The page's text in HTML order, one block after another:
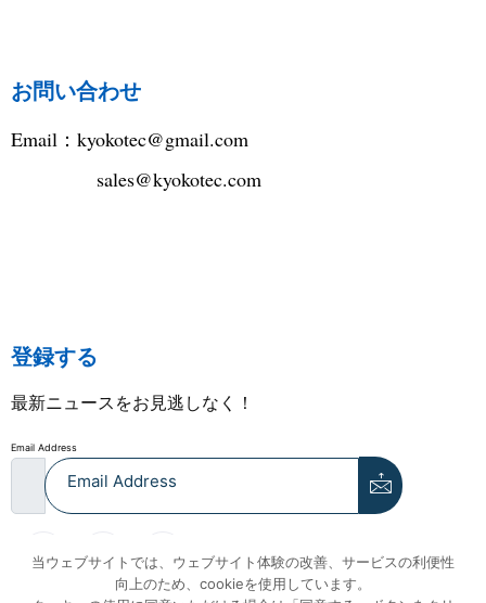
お問い合わせ
Email： kyokotec@gmail.com
sales@kyokotec.com
登録する
最新ニュースをお見逃しなく！
Email Address
当ウェブサイトでは、ウェブサイト体験の改善、サービスの利便性
向上のため、cookieを使用しています。